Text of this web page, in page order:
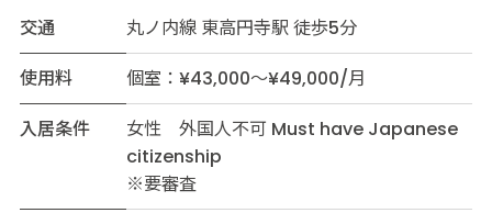
交通
丸ノ内線 東高円寺駅 徒歩5分
使用料
個室：¥43,000～¥49,000/月
入居条件
女性 外国人不可 Must have Japanese
citizenship
※要審査